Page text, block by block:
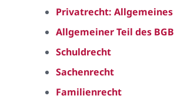
Privatrecht: Allgemeines
Allgemeiner Teil des BGB
Schuldrecht
Sachenrecht
Familienrecht